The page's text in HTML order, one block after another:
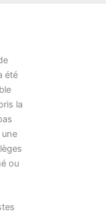
été
la
ou